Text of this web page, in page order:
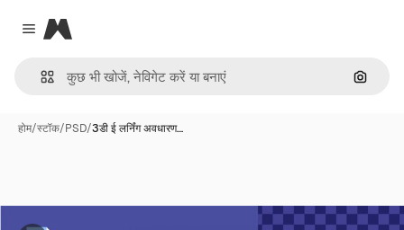
Close menu
Magnific
इमेज से
होम/स्टॉक/PSD/3डी ई लर्निंग अवधारण…